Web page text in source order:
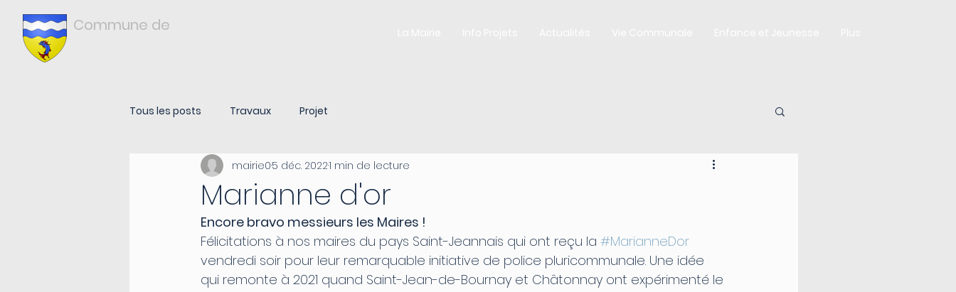
Commune de
Tous les posts Travaux Projet
Marianne d'or
mairie05 déc. 20221 min de lecture
Encore bravo messieurs les Maires !
Félicitations à nos maires du pays Saint-Jeannais qui ont reçu la #MarianneDor
vendredi soir pour leur remarquable initiative de police pluricommunale. Une idée
qui remonte à 2021 quand Saint-Jean-de-Bournay et Châtonnay ont expérimenté le